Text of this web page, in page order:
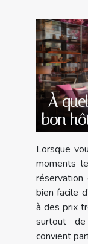
À
bon
Lorsque
moments
réservation
bien facile
à des prix
surtout
convient